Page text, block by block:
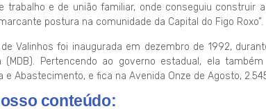
trabalho e de união familiar, onde conseguiu construir
postura na comunidade da Capital do Figo Roxo”.
Valinhos foi inaugurada em dezembro de 1992,
(MDB). Pertencendo ao governo estadual, ela
e Abastecimento, e fica na Avenida Onze de Agosto,
conteúdo: